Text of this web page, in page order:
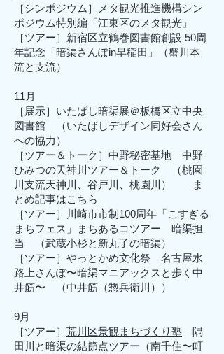
［シンポジウム］メタ観光推進機構シン
ポジウム特別編「江東区のメタ観光」
［ツアー］新宿区立鶴巻図書館創設 50周
年記念「暗渠さんぽin早稲田」（蟹川本
流と支流）
11月
［展示］いたばし暗渠展＠板橋区立中央
図書館 （いたばしデザイン同好会さん
への協力）
［ツアー＆トーク］中野秘密基地 中野
ひみつの天神川ツアー＆トーク （桃園
川支流天神川、谷戸川、桃園川） ま
とめ記事はこちら
［ツアー］川崎市市制100周年「こすぎる
まちフェス」まちあるコツアー 暗渠担
当 （武蔵小杉と新丸子の暗渠）
​［ツアー］やっとかめ文化祭 名古屋水
路上さんぽ〜暗渠マニアックスと歩く中
井筋〜 （中井筋（惣兵衛川））
9月
​［ツアー］ 荒川区景観まちづくり塾 隅
田川と暗渠の結節点ツアー（南千住〜町